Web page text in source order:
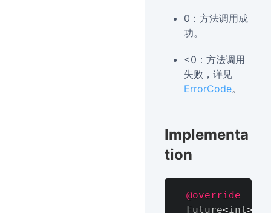
0：方法调用成
功。
<0：方法调用
失败，详见
ErrorCode。
Implementa
tion
@override
  Future
<int>